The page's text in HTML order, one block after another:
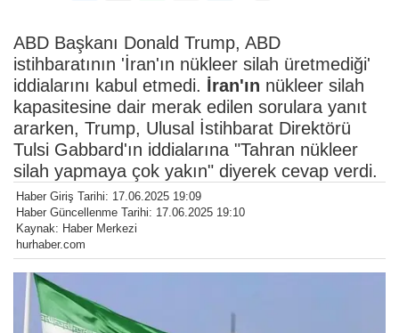
ABD Başkanı Donald Trump, ABD
istihbaratının 'İran'ın nükleer silah üretmediği'
iddialarını kabul etmedi. İran'ın nükleer silah
kapasitesine dair merak edilen sorulara yanıt
ararken, Trump, Ulusal İstihbarat Direktörü
Tulsi Gabbard'ın iddialarına "Tahran nükleer
silah yapmaya çok yakın" diyerek cevap verdi.
Haber Giriş Tarihi: 17.06.2025 19:09
Haber Güncellenme Tarihi: 17.06.2025 19:10
Kaynak: Haber Merkezi
hurhaber.com